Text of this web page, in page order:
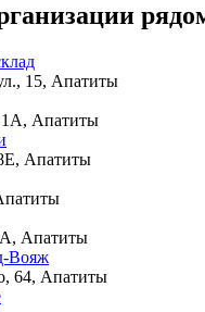
15, Апатиты
1А, Апатиты
Апатиты
Апатиты
Вояж
64, Апатиты